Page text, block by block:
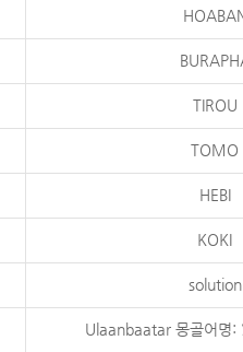
TIROU
TOMO
HEBI
KOKI
solution
Ulaanbaatar 몽골어